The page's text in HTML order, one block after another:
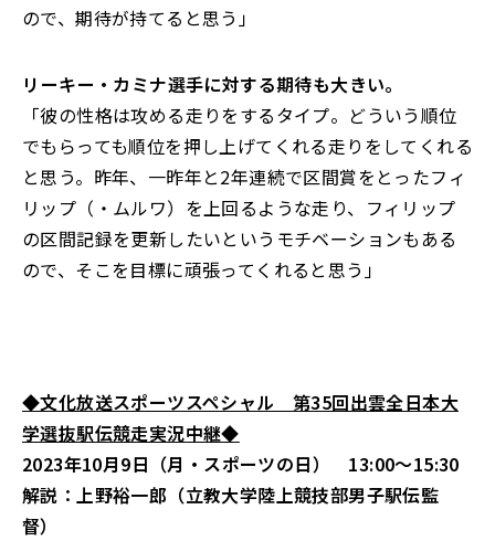
ので、期待が持てると思う」
――リーキー・カミナ選手に対する期待も大きい。
「彼の性格は攻める走りをするタイプ。どういう順位
でもらっても順位を押し上げてくれる走りをしてくれる
と思う。昨年、一昨年と2年連続で区間賞をとったフィ
リップ（・ムルワ）を上回るような走り、フィリップ
の区間記録を更新したいというモチベーションもある
ので、そこを目標に頑張ってくれると思う」
◆文化放送スポーツスペシャル 第35回出雲全日本大
学選抜駅伝競走実況中継◆
2023年10月9日（月・スポーツの日） 13:00～15:30
解説：上野裕一郎（立教大学陸上競技部男子駅伝監
督）